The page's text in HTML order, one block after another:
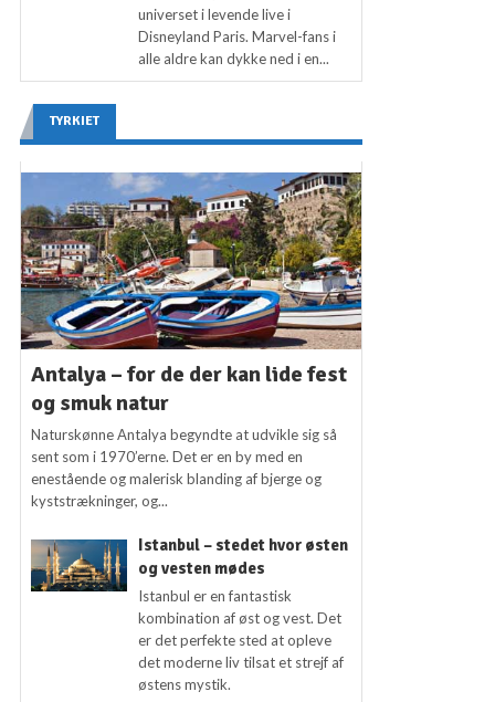
universet i levende live i
Disneyland Paris. Marvel-fans i
alle aldre kan dykke ned i en...
TYRKIET
Antalya – for de der kan lide fest
og smuk natur
Naturskønne Antalya begyndte at udvikle sig så
sent som i 1970’erne. Det er en by med en
enestående og malerisk blanding af bjerge og
kyststrækninger, og...
Istanbul – stedet hvor østen
og vesten mødes
Istanbul er en fantastisk
kombination af øst og vest. Det
er det perfekte sted at opleve
det moderne liv tilsat et strejf af
østens mystik.